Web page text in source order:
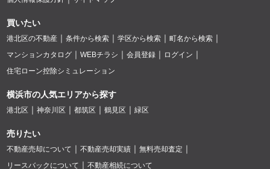
買いたい
港北区の不動産 条件から検索 学区から検索
町名から検索
マンションカタログ
WEBチラシ 会員登録
ログイン
住宅ローン控除シミュレーション
横浜市の人気エリアから探す
港北区 神奈川区 都筑区 鶴見区 緑区
売りたい
不動産売却について 不動産売却実績
無料売却査定
リースバックについて
不動産相続について